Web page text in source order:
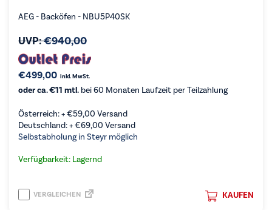
AEG - Backöfen - NBU5P40SK
UVP:€940,00
€499,00 inkl. MwSt.
oder ca. €11 mtl. bei 60 Monaten Laufzeit per Teilzahlung
Österreich: +€59,00 Versand
Deutschland: +€69,00 Versand
Selbstabholung in Steyr möglich
Verfügbarkeit: Lagernd
KAUFEN
VERGLEICHEN